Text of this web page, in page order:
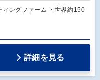
ィングファーム ・世界約150
詳細を見る